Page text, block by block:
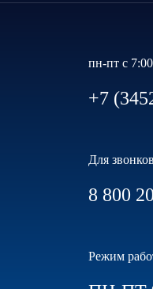
пн-пт с
+7
Для
8 800
Режим